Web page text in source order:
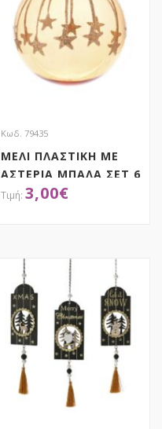
Κωδ. 79435
ΜΕΛΙ ΠΛΑΣΤΙΚΗ ΜΕ
ΑΣΤΕΡΙΑ ΜΠΑΛΑ ΣΕΤ 6
8ΕΚ 3,00€